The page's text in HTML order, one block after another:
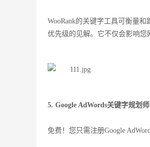
WooRank的关键字工具可衡量
优先级的见解。它不仅会影响您
5. Google AdWords关键字规划师
免费！您只需注册Google